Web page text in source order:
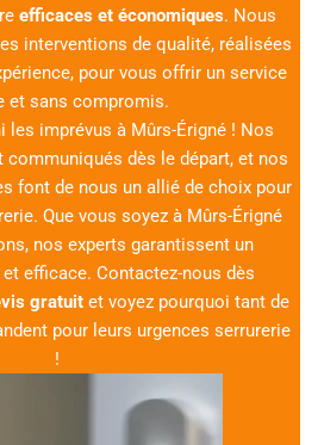
efficaces et économiques. Nous
interventions de qualité, réalisées
pour vous offrir un service
et sans compromis.
les imprévus à Mûrs-Érigné ! Nos
dès le départ, et nos
font de nous un allié de choix pour
Que vous soyez à Mûrs-Érigné
nos experts garantissent un
efficace. Contactez-nous dès
gratuitet voyez pourquoi tant de
pour leurs urgences serrurerie
!